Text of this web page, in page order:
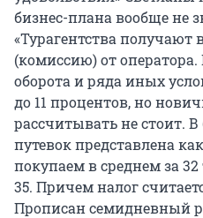
бизнес-плана вообще не
«Турагентства получают
(комиссию) от
оборота и ряда иных
до 11 процентов, но
рассчитывать не стоит.
путевок представлена
покупаем в среднем за
35. Причем налог
Прописан семидневный